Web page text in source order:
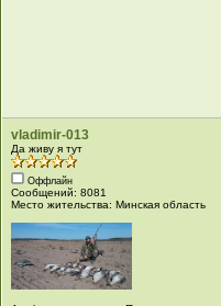
vladimir-013
Да живу я тут
Оффлайн
Сообщений: 8081
Место жительства: Минская область